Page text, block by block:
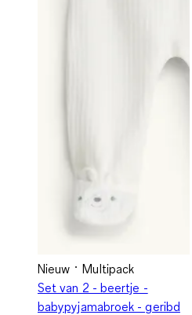
Nieuw
Multipack
Set van 2 - beertje -
babypyjamabroek - geribd